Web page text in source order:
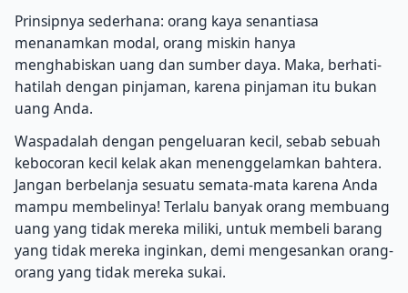
Prinsipnya sederhana: orang kaya senantiasa
menanamkan modal, orang miskin hanya
menghabiskan uang dan sumber daya. Maka, berhati-
hatilah dengan pinjaman, karena pinjaman itu bukan
uang Anda.
Waspadalah dengan pengeluaran kecil, sebab sebuah
kebocoran kecil kelak akan menenggelamkan bahtera.
Jangan berbelanja sesuatu semata-mata karena Anda
mampu membelinya! Terlalu banyak orang membuang
uang yang tidak mereka miliki, untuk membeli barang
yang tidak mereka inginkan, demi mengesankan orang-
orang yang tidak mereka sukai.